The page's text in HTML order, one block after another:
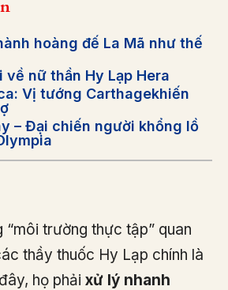
hoàng đế La Mã như thế
về nữ thần Hy Lạp Hera
Vị tướng Carthagekhiến
– Đại chiến người khổng lồ
“môi trường thực tập” quan
thầy thuốc Hy Lạp chính là
họ phải xử lý nhanh